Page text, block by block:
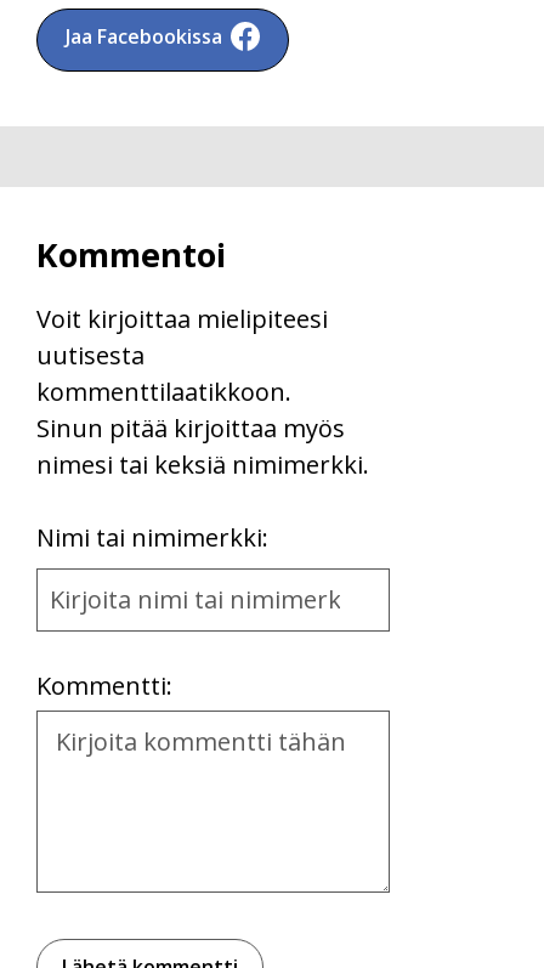
Jaa Facebookissa
Kommentoi
Voit kirjoittaa mielipiteesi
uutisesta
kommenttilaatikkoon.
Sinun pitää kirjoittaa myös
nimesi tai keksiä nimimerkki.
Nimi tai nimimerkki:
Name
and
Kommentti:
Kommentti